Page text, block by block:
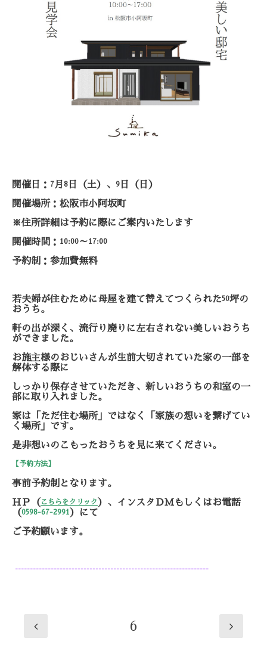
開催日： 7月 8 日（土）、 9 日（日）
開催場所：松阪市小阿坂町
※住所詳細は予約に際にご案内いたします
開催時間： 10:00～17:00
予約制：参加費無料
若夫婦が住むために母屋を建て替えてつくられた50坪の
おうち。
軒の出が深く、 流行り廃りに左右されない美しいおうち
ができました。
お施主様のおじいさんが生前大切されていた家の一部を
解体する際に
しっかり保存させていただき、 新しいおうちの和室の一
部に取り入れました。
家は「ただ住む場所」ではなく「家族の想いを繋げてい
く場所」
です。
是非想いのこもったおうちを見に来てください。
【予約方法】
事前予約制となります。
ＨＰ（ こちらをクリック ）、インスタＤＭもしくはお電話
（0598-67-2991 ）にて
ご予約願います。
-----------------------------------------------------------------
6